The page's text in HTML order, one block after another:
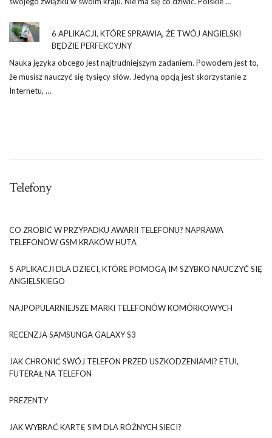
6 APLIKACJI, KTÓRE SPRAWIĄ, ŻE TWÓJ ANGIELSKI
BĘDZIE PERFEKCYJNY
Nauka języka obcego jest najtrudniejszym zadaniem. Powodem jest to,
że musisz nauczyć się tysięcy słów. Jedyną opcją jest skorzystanie z
Internetu, …
Telefony
CO ZROBIĆ W PRZYPADKU AWARII TELEFONU? NAPRAWA
TELEFONÓW GSM KRAKÓW HUTA
5 APLIKACJI DLA DZIECI, KTÓRE POMOGĄ IM SZYBKO NAUCZYĆ SIĘ
ANGIELSKIEGO
NAJPOPULARNIEJSZE MARKI TELEFONÓW KOMÓRKOWYCH
RECENZJA SAMSUNGA GALAXY S3
JAK CHRONIĆ SWÓJ TELEFON PRZED USZKODZENIAMI? ETUI,
FUTERAŁ NA TELEFON
PREZENTY
JAK WYBRAĆ KARTĘ SIM DLA RÓŻNYCH SIECI?